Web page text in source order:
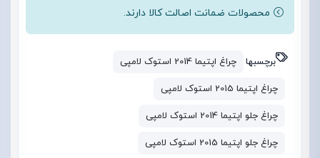
محصولات ضمانت اصالت کالا دارند.
برچسبها چراغ اپتیما 2014 استوک لامپی
چراغ اپتیما 2015 استوک لامپی
چراغ جلو اپتیما 2014 استوک لامپی
چراغ جلو اپتیما 2015 استوک لامپی